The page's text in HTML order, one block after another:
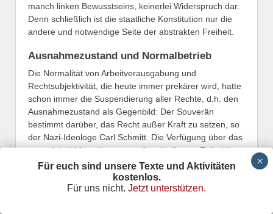
manch linken Bewusstseins, keinerlei Widerspruch dar.
Denn schließlich ist die staatliche Konstitution nur die
andere und notwendige Seite der abstrakten Freiheit.
Ausnahmezustand und Normalbetrieb
Die Normalität von Arbeitverausgabung und
Rechtsubjektivität, die heute immer prekärer wird, hatte
schon immer die Suspendierung aller Rechte, d.h. den
Ausnahmezustand als Gegenbild: Der Souverän
bestimmt darüber, das Recht außer Kraft zu setzen, so
der Nazi-Ideologe Carl Schmitt. Die Verfügung über das
„natürliche“ Menschenwesen liegt in diesem Fall nicht
mehr bei den Einzelnen, die „souverän“ über ihr
(unpolitisches) Leben, über sich als „passive
Naturgegenstände“ (Marx) entscheiden können. Allein
Für euch sind unsere Texte und Aktivitäten
kostenlos.
Für uns nicht. Jetzt unterstützen.